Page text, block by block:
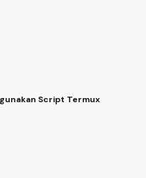
Script Termux